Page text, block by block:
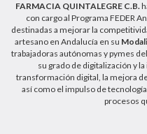
FARMACIA QUINTALEGRE C.B.
con cargo al Programa FEDER
destinadas a mejorar la
artesano en Andalucía en su
trabajadoras autónomas y pymes
su grado de digitalización y
transformación digital, la mejora
así como el impulso de
procesos